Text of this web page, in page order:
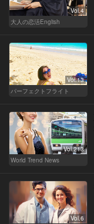
Vol.4
大人の恋活English
Vol.13
パーフェクトフライト
Vol.213
World Trend News
Vol.6